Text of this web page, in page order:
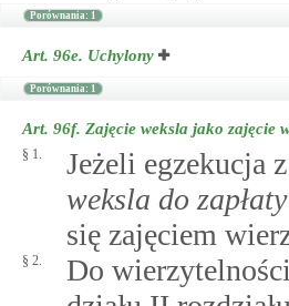
Porównania: 1
Art. 96e. Uchylony
Porównania: 1
Art. 96f. Zajęcie weksla jako zajęcie
§ 1.
Jeżeli egzekucja
weksla do
się zajęciem
§ 2.
Do